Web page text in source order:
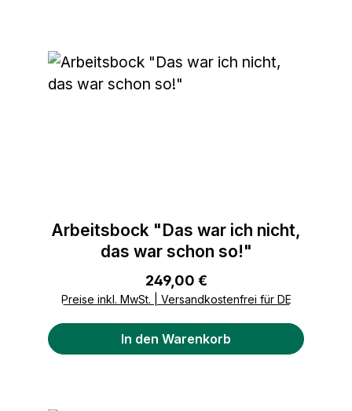
Arbeitsbock "Das war ich nicht,
das war schon so!"
Regulärer Preis:
249,00 €
Preise inkl. MwSt. | Versandkostenfrei für DE
In den Warenkorb